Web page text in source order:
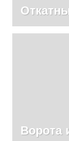
Ворота